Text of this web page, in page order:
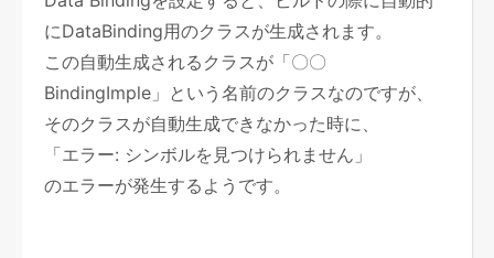
にDataBinding用のクラスが生成されます。
この自動生成されるクラスが「〇〇
BindingImple」という名前のクラスなのですが、
そのクラスが自動生成できなかった時に、
「エラー: シンボルを見つけられません」
のエラーが発生するようです。